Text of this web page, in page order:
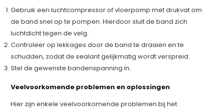
Gebruik een luchtcompressor of vloerpomp met drukvat om
de band snel op te pompen. Hierdoor sluit de band zich
luchtdicht tegen de velg.
Controleer op lekkages door de band te draaien en te
schudden, zodat de sealant gelijkmatig wordt verspreid.
Stel de gewenste bandenspanning in.
Veelvoorkomende problemen en oplossingen
Hier zijn enkele veelvoorkomende problemen bij het